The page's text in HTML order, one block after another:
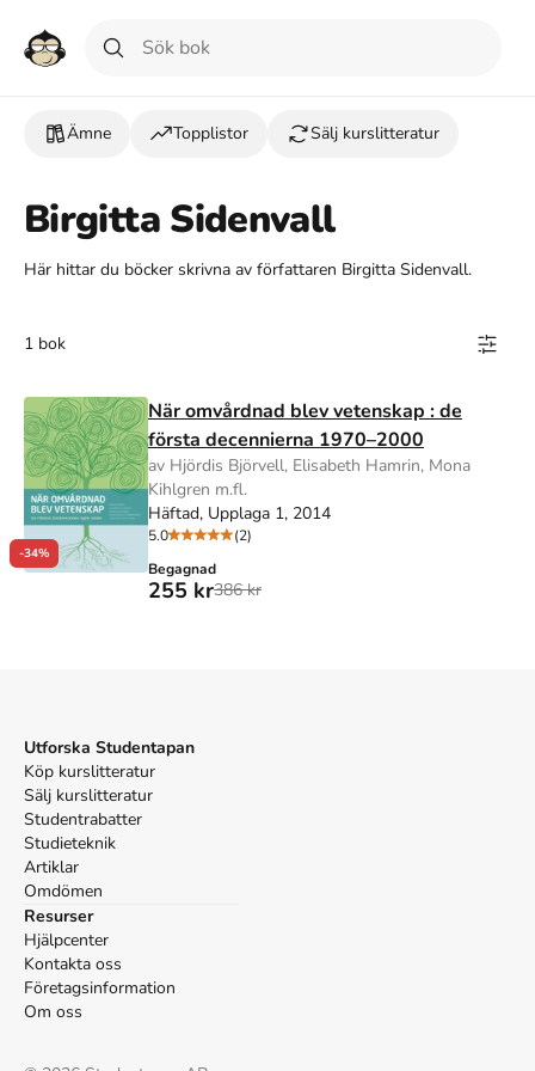
Ämne Topplistor Sälj kurslitteratur
Birgitta Sidenvall
Här hittar du böcker skrivna av författaren Birgitta Sidenvall.
1 bok
-34%
När omvårdnad blev vetenskap : de
första decennierna 1970–2000
av Hjördis Björvell, Elisabeth Hamrin, Mona
Kihlgren m.fl.
Häftad, Upplaga 1, 2014
5.0
(2)
Begagnad
255 kr386 kr
Utforska Studentapan
Köp kurslitteratur
Sälj kurslitteratur
Studentrabatter
Studieteknik
Artiklar
Omdömen
Resurser
Hjälpcenter
Kontakta oss
Företagsinformation
Om oss